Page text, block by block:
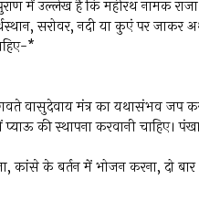
में उल्लेख है कि महीरथ नामक
सरोवर, नदी या कुएं पर जाकर
*
वासुदेवाय मंत्र का यथासंभव जप
की स्थापना करवानी चाहिए।
के बर्तन में भोजन करना, दो बार